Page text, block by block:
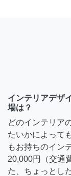
インテリアデザ
場は？
どのインテリア
たいかによって
もお持ちのイン
20,000円（交通
た、ちょっとし